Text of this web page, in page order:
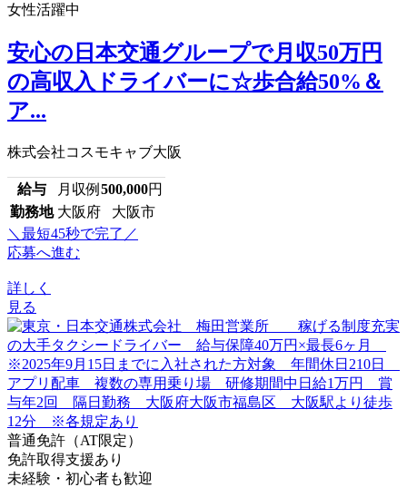
女性活躍中
安心の日本交通グループで月収50万円
の高収入ドライバーに☆歩合給50%＆
ア...
株式会社コスモキャブ大阪
給与 月収例 500,000円
勤務地 大阪府 大阪市
＼最短45秒で完了／
応募へ進む
詳しく
見る
普通免許（AT限定）
免許取得支援あり
未経験・初心者も歓迎